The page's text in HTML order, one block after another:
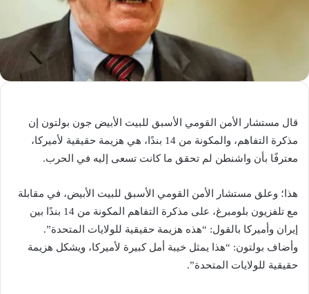
قال مستشار الأمن القومي الأسبق للبيت الأبيض جون بولتون إن
مذكرة التفاهم، والمكونة من 14 بندًا، هي هزيمة حقيقية لأميركا،
معترفًا بأن واشنطن لم تحقق ما كانت تسعى إليه في الحرب.
هذا؛ وعلق مستشار الأمن القومي الأسبق للبيت الأبيض، في مقابلة
مع تلفزيون بلومبرغ، على مذكرة التفاهم المكونة من 14 بندًا بين
إيران وأميركا بالقول: “هذه هزيمة حقيقية للولايات المتحدة”.
وأضاف بولتون: “هذا يمثل خيبة أمل كبيرة لأميركا، ويشكل هزيمة
حقيقية للولايات المتحدة”.